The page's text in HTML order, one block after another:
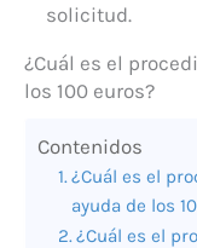
solicitud.
¿Cuál es el
los 100 euros?
Contenidos
¿Cuál es el
ayuda de los
¿Cuál es el